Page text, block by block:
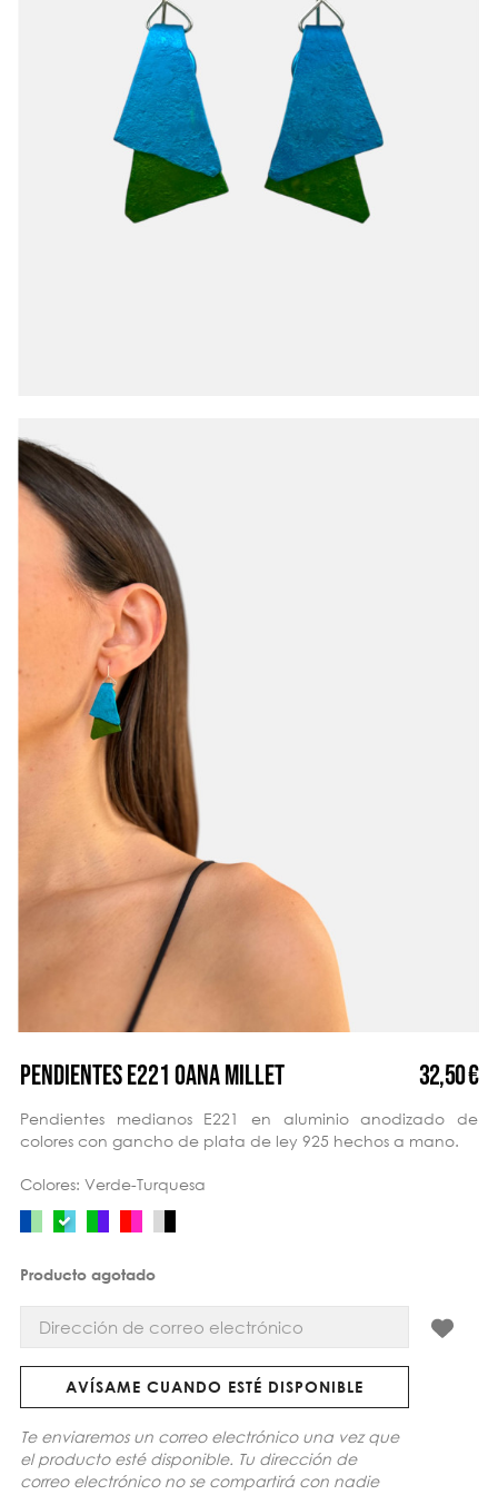
PENDIENTES E221 OANA MILLET 32,50 €
Pendientes medianos E221 en aluminio anodizado de
colores con gancho de plata de ley 925 hechos a mano.
Colores: Verde-Turquesa
Producto agotado
AVÍSAME CUANDO ESTÉ DISPONIBLE
Te enviaremos un correo electrónico una vez que
el producto esté disponible. Tu dirección de
correo electrónico no se compartirá con nadie